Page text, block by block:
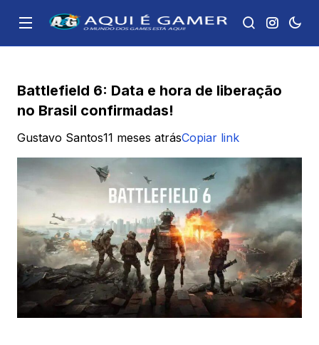
Battlefield 6: Data e hora de liberação
no Brasil confirmadas!
Gustavo Santos11 meses atrásCopiar link